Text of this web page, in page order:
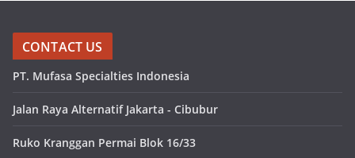
CONTACT US
PT. Mufasa Specialties Indonesia
Jalan Raya Alternatif Jakarta - Cibubur
Ruko Kranggan Permai Blok 16/33